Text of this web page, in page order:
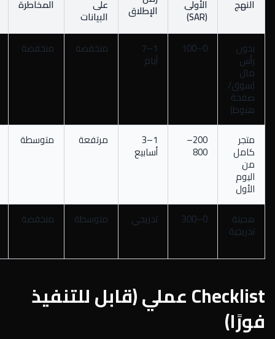
النهج الأولى
(SAR) الإطلاق على
البيانات
المخاطرة
بدون
رأس
مال
(سوق/
صفحة
هبوط)
0–100
1–7
أيام
منخفضة منخفضة
متجر
كامل
من
اليوم
الأول
200–
800
1–3
أسابيع
مرتفعة متوسطة
هجينة
تدريجية
0–300 تدريجي متوسطة منخفضة
Checklist عملي (قابل للتنفيذ
فورًا)